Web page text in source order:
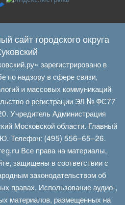
сайт городского округа
зарегистрировано в
по надзору в сфере связи,
и массовых коммуникаций
о регистрации ЭЛ № ФС77
Учредитель Администрация
Московской области. Главный
Телефон: (495) 556–65–26.
Все права на материалы,
защищены в соответствии с
законодательством об
правах. Использование аудио-,
материалов, размещенных на